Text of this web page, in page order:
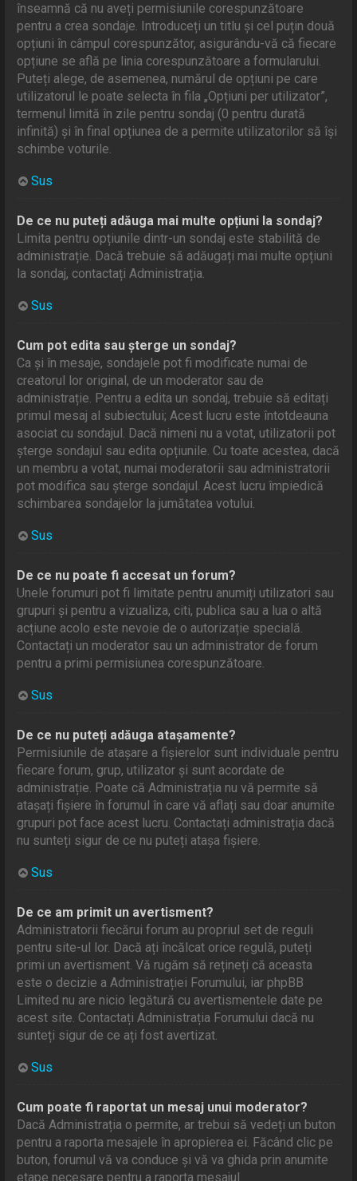
înseamnă că nu aveți permisiunile corespunzătoare
pentru a crea sondaje. Introduceți un titlu și cel puțin două
opțiuni în câmpul corespunzător, asigurându-vă că fiecare
opțiune se află pe linia corespunzătoare a formularului.
Puteți alege, de asemenea, numărul de opțiuni pe care
utilizatorul le poate selecta în fila „Opțiuni per utilizator”,
termenul limită în zile pentru sondaj (0 pentru durată
infinită) și în final opțiunea de a permite utilizatorilor să își
schimbe voturile.
Sus
De ce nu puteți adăuga mai multe opțiuni la sondaj?
Limita pentru opțiunile dintr-un sondaj este stabilită de
administrație. Dacă trebuie să adăugați mai multe opțiuni
la sondaj, contactați Administrația.
Sus
Cum pot edita sau șterge un sondaj?
Ca și în mesaje, sondajele pot fi modificate numai de
creatorul lor original, de un moderator sau de
administrație. Pentru a edita un sondaj, trebuie să editați
primul mesaj al subiectului; Acest lucru este întotdeauna
asociat cu sondajul. Dacă nimeni nu a votat, utilizatorii pot
șterge sondajul sau edita opțiunile. Cu toate acestea, dacă
un membru a votat, numai moderatorii sau administratorii
pot modifica sau șterge sondajul. Acest lucru împiedică
schimbarea sondajelor la jumătatea votului.
Sus
De ce nu poate fi accesat un forum?
Unele forumuri pot fi limitate pentru anumiți utilizatori sau
grupuri și pentru a vizualiza, citi, publica sau a lua o altă
acțiune acolo este nevoie de o autorizație specială.
Contactați un moderator sau un administrator de forum
pentru a primi permisiunea corespunzătoare.
Sus
De ce nu puteți adăuga atașamente?
Permisiunile de atașare a fișierelor sunt individuale pentru
fiecare forum, grup, utilizator și sunt acordate de
administrație. Poate că Administrația nu vă permite să
atașați fișiere în forumul în care vă aflați sau doar anumite
grupuri pot face acest lucru. Contactați administrația dacă
nu sunteți sigur de ce nu puteți atașa fișiere.
Sus
De ce am primit un avertisment?
Administratorii fiecărui forum au propriul set de reguli
pentru site-ul lor. Dacă ați încălcat orice regulă, puteți
primi un avertisment. Vă rugăm să rețineți că aceasta
este o decizie a Administrației Forumului, iar phpBB
Limited nu are nicio legătură cu avertismentele date pe
acest site. Contactați Administrația Forumului dacă nu
sunteți sigur de ce ați fost avertizat.
Sus
Cum poate fi raportat un mesaj unui moderator?
Dacă Administrația o permite, ar trebui să vedeți un buton
pentru a raporta mesajele în apropierea ei. Făcând clic pe
buton, forumul vă va conduce și vă va ghida prin anumite
etape necesare pentru a raporta mesajul.